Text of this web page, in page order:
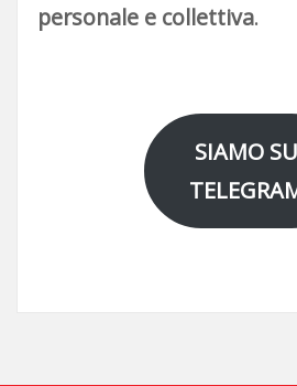
personale e collettiva.
SIAMO SU